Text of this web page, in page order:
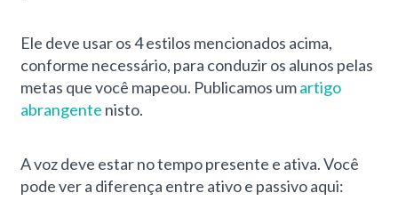
Ele deve usar os 4 estilos mencionados acima,
conforme necessário, para conduzir os alunos pelas
metas que você mapeou. Publicamos umartigo
abrangente nisto.
A voz deve estar no tempo presente e ativa. Você
pode ver a diferença entre ativo e passivo aqui: